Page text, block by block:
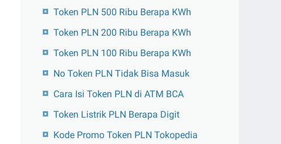
Token PLN 500 Ribu Berapa KWh
Token PLN 200 Ribu Berapa KWh
Token PLN 100 Ribu Berapa KWh
No Token PLN Tidak Bisa Masuk
Cara Isi Token PLN di ATM BCA
Token Listrik PLN Berapa Digit
Kode Promo Token PLN Tokopedia